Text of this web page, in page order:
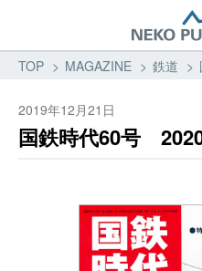
TOP MAGAZINE 鉄道
2019年12月21日
国鉄時代60号